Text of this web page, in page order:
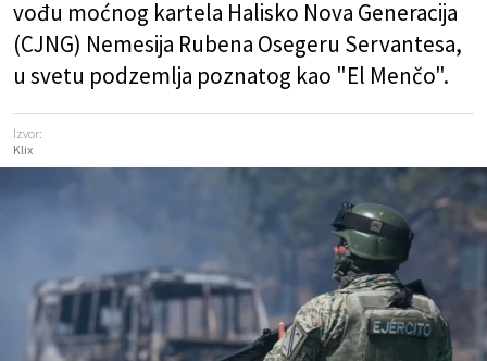
vođu moćnog kartela Halisko Nova Generacija
(CJNG) Nemesija Rubena Osegeru Servantesa,
u svetu podzemlja poznatog kao "El Menčo".
Izvor:
Klix